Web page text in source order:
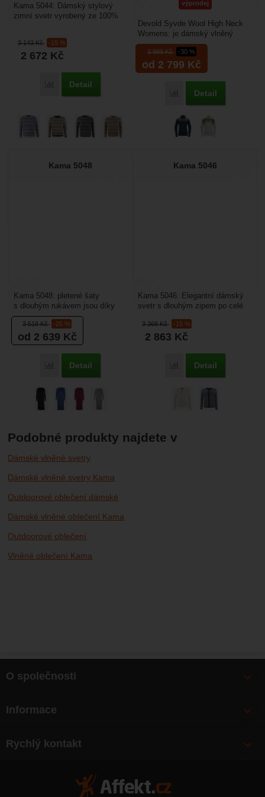
3 143Kč -15 %
2 672 Kč
Porovnat
Detail
Kama 5044: Dámský stylový
zimní svetr vyrobený ze 100%
je příjemná...
výprodej
3 999Kč -30 %
od 2 799 Kč
Porovnat
Detail
Devold Syvde Wool High Neck
Womens: je dámský vlněný
svetr s rolákem. Svetr je teplý
díky nové norské...
Kama 5048
3 518Kč -25 %
od 2 639 Kč
Porovnat
Detail
Kama 5048: pletené šaty
s dlouhým rukávem jsou díky
kvalitní přízi Schoeller vhodné k
univerzálnímu využití...
Kama 5046
3 368Kč -15 %
2 863 Kč
Porovnat
Detail
Kama 5046: Elegantní dámský
svetr s dlouhým zipem po celé
z kvalitního...
Podobné produkty najdete v
Dámské vlněné svetry
Dámské vlněné svetry Kama
Outdoorové oblečení dámské
Dámské vlněné oblečení Kama
Outdoorové oblečení
Vlněné oblečení Kama
O společnosti
O nás
Mapa webu
Rychlý kontakt
Informace
Výměna, vrácení zboží
Zásady ochrany osobních údajů